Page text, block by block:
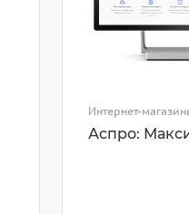
Интернет-
Аспро: